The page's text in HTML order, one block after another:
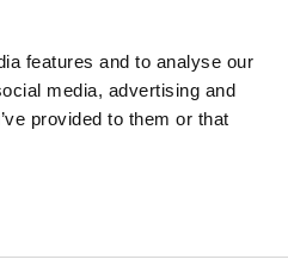
features and to analyse our
media, advertising and
provided to them or that